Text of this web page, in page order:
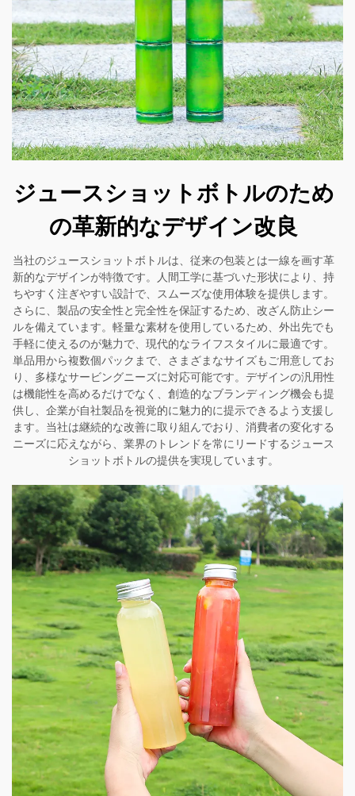
ジュースショットボトルのため
の革新的なデザイン改良
当社のジュースショットボトルは、従来の包装とは一線を画す革
新的なデザインが特徴です。人間工学に基づいた形状により、持
ちやすく注ぎやすい設計で、スムーズな使用体験を提供します。
さらに、製品の安全性と完全性を保証するため、改ざん防止シー
ルを備えています。軽量な素材を使用しているため、外出先でも
手軽に使えるのが魅力で、現代的なライフスタイルに最適です。
単品用から複数個パックまで、さまざまなサイズもご用意してお
り、多様なサービングニーズに対応可能です。デザインの汎用性
は機能性を高めるだけでなく、創造的なブランディング機会も提
供し、企業が自社製品を視覚的に魅力的に提示できるよう支援し
ます。当社は継続的な改善に取り組んでおり、消費者の変化する
ニーズに応えながら、業界のトレンドを常にリードするジュース
ショットボトルの提供を実現しています。